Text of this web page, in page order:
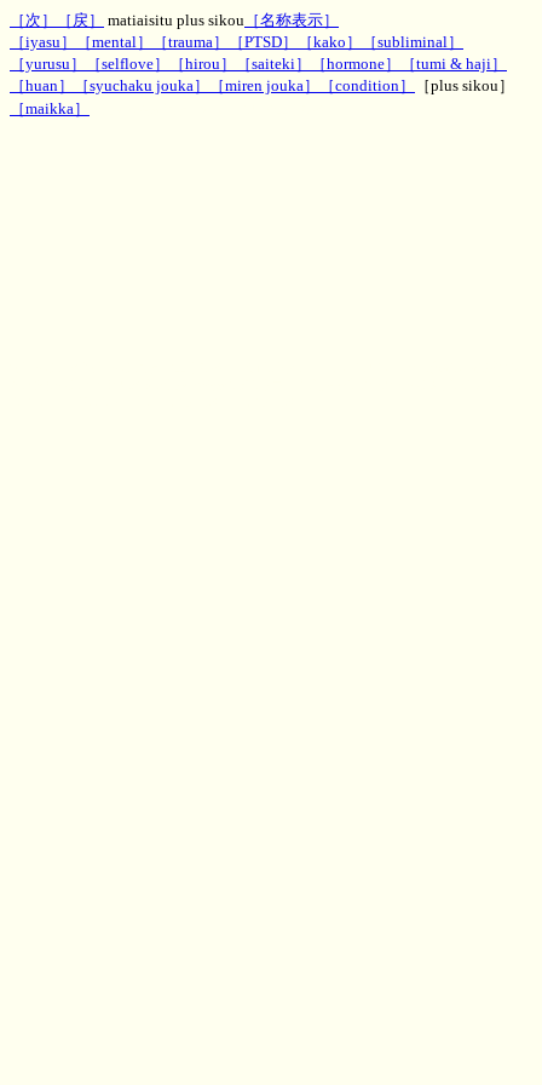
［次］ ［戻］ matiaisitu plus sikou ［名称表示］
［iyasu］
［mental］ ［trauma］ ［PTSD］ ［kako］
［subliminal］
［yurusu］
［selflove］ ［hirou］ ［saiteki］ ［hormone］
［tumi & haji］
［huan］
［syuchaku jouka］ ［miren jouka］ ［condition］
［plus sikou］
［maikka］